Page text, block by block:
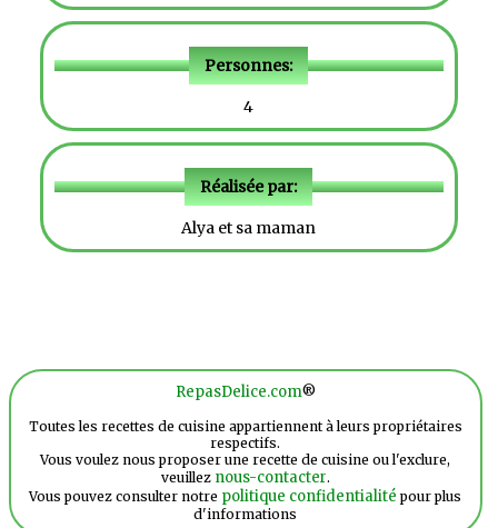
Personnes:
4
Réalisée par:
Alya et sa maman
RepasDelice.com®
Toutes les recettes de cuisine appartiennent à leurs propriétaires
respectifs.
Vous voulez nous proposer une recette de cuisine ou l'exclure,
veuillez nous-contacter.
Vous pouvez consulter notre politique confidentialité pour plus
d'informations